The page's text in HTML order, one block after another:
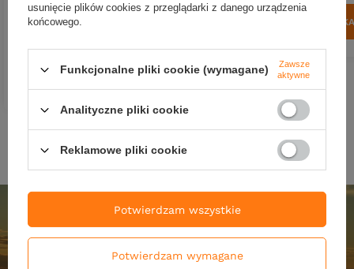
67,12 zł
DO KOSZYKA
DO
usunięcie plików cookies z przeglądarki z danego urządzenia
końcowego.
Funkcjonalne pliki cookie (wymagane)
Zawsze
aktywne
Analityczne pliki cookie
Reklamowe pliki cookie
Potwierdzam wymagane
Potwierdzam wszystkie